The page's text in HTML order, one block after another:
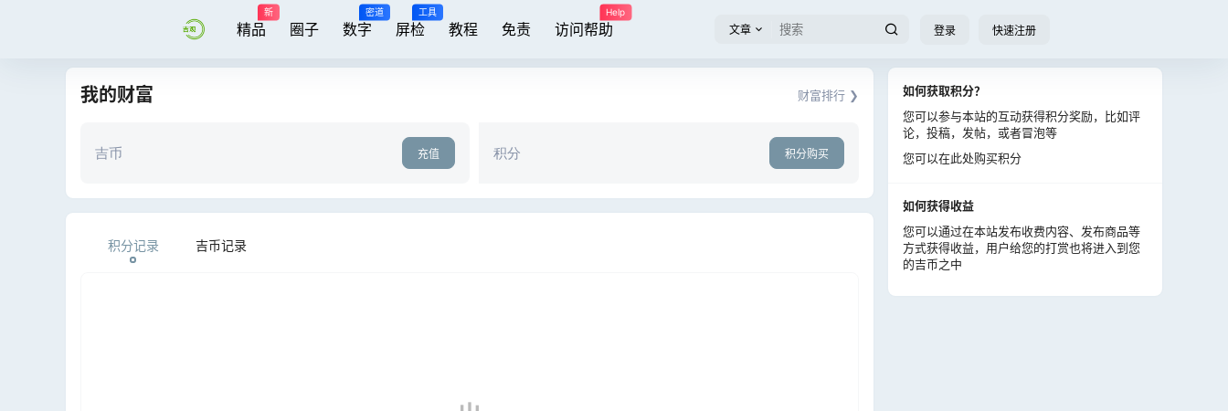
精品
新
圈子 数字
密道
屏检
工具
教程 免责 访问帮助
Help
文章 登录 快速注册
我的财富 财富排行 ❯
吉币 充值 积分 积分购买
积分记录 吉币记录
如何获取积分？
您可以参与本站的互动获得积分奖励，比如评
论，投稿，发帖，或者冒泡等
您可以在此处购买积分
如何获得收益
您可以通过在本站发布收费内容、发布商品等
方式获得收益，用户给您的打赏也将进入到您
的吉币之中